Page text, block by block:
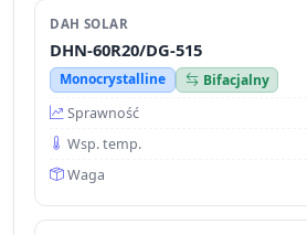
DAH SOLAR
DHN-60R20/DG-515
Monocrystalline
Bifacjalny
Sprawność
Wsp. temp.
Waga